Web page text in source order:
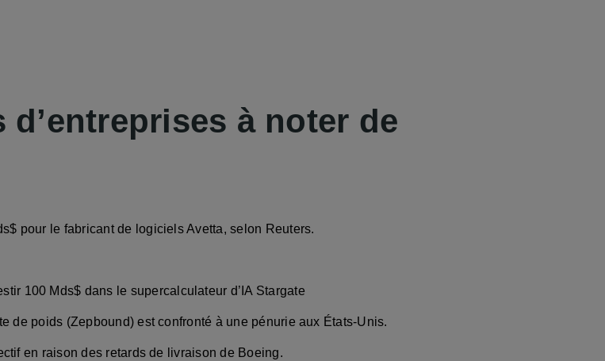
d’entreprises à noter de
pour le fabricant de logiciels Avetta, selon Reuters.
100 Mds$ dans le supercalculateur d’IA Stargate
de poids (Zepbound) est confronté à une pénurie aux États-Unis.
en raison des retards de livraison de Boeing.